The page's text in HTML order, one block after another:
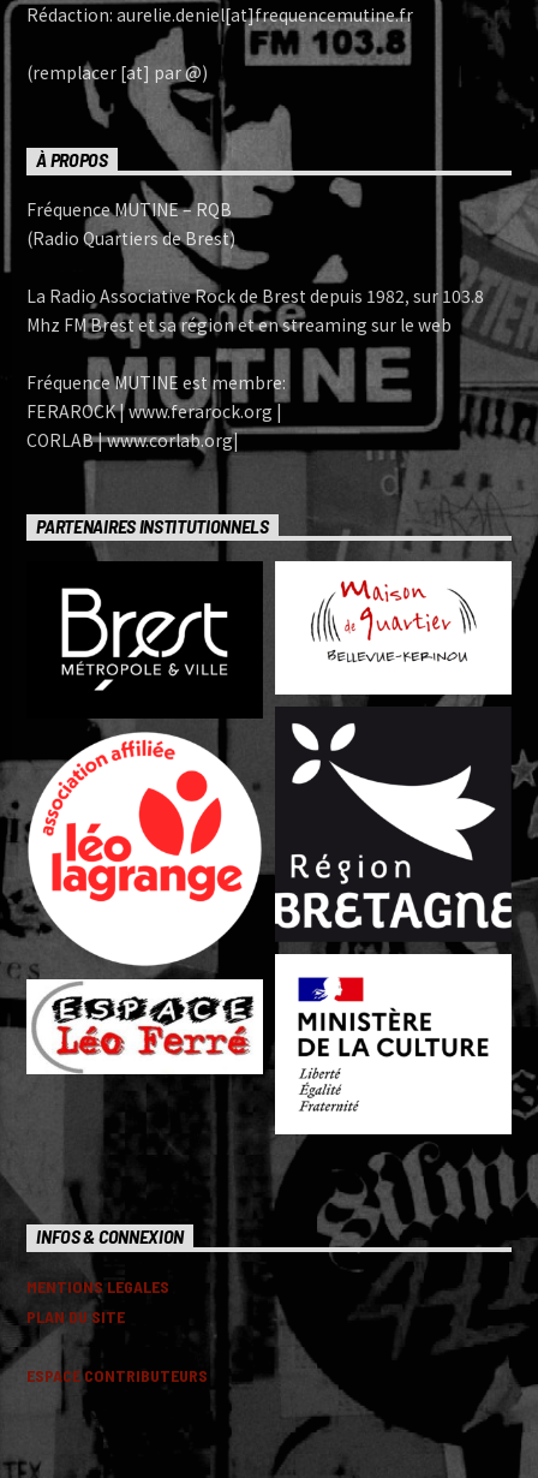
Rédaction: aurelie.deniel[at]frequencemutine.fr
(remplacer [at] par @)
À PROPOS
Fréquence MUTINE – RQB
(Radio Quartiers de Brest)
La Radio Associative Rock de Brest depuis 1982, sur 103.8
Mhz FM Brest et sa région et en streaming sur le web
Fréquence MUTINE est membre:
FERAROCK | www.ferarock.org |
CORLAB | www.corlab.org|
PARTENAIRES INSTITUTIONNELS
INFOS & CONNEXION
MENTIONS LEGALES
PLAN DU SITE
ESPACE CONTRIBUTEURS